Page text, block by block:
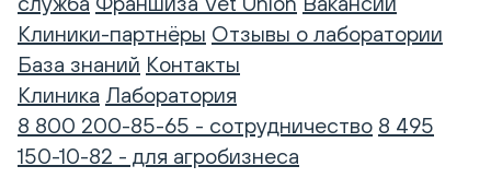
Клиники-партнёры Отзывы о лаборатории
База знаний Контакты
Клиника Лаборатория
8 800 200-85-65 - сотрудничество 8 495
150-10-82 - для агробизнеса